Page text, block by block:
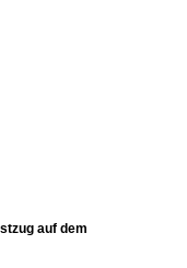
auf dem